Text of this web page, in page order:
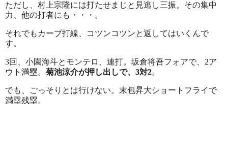
ただし、村上宗隆には打たせまじと見逃し三振。その集中
力、他の打者にも・・・。
それでもカープ打線、コツンコツンと返してはいくんで
す。
3回、小園海斗とモンテロ、連打。坂倉将吾フォアで、2ア
ウト満塁。 菊池涼介が押し出しで、3対2。
でも、ごっそりとは行けない。末包昇大ショートフライで
満塁残塁。